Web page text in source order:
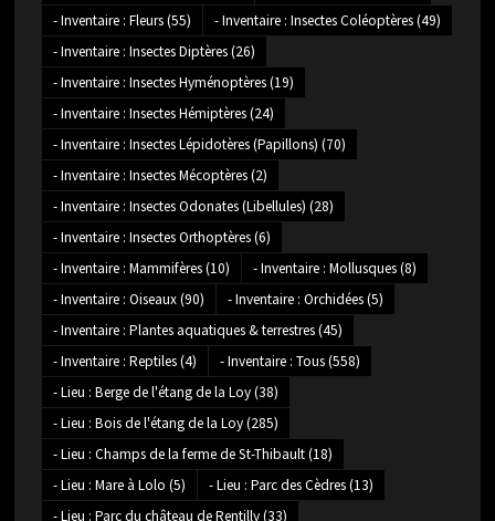
- Inventaire : Fleurs(55) - Inventaire : Insectes Coléoptères(49)
- Inventaire : Insectes Diptères(26)
- Inventaire : Insectes Hyménoptères(19)
- Inventaire : Insectes Hémiptères(24)
- Inventaire : Insectes Lépidotères (Papillons) (70)
- Inventaire : Insectes Mécoptères(2)
- Inventaire : Insectes Odonates (Libellules) (28)
- Inventaire : Insectes Orthoptères(6)
- Inventaire : Mammifères(10) - Inventaire : Mollusques(8)
- Inventaire : Oiseaux(90) - Inventaire : Orchidées(5)
- Inventaire : Plantes aquatiques & terrestres(45)
- Inventaire : Reptiles(4) - Inventaire : Tous(558)
- Lieu : Berge de l'étang de la Loy(38)
- Lieu : Bois de l'étang de la Loy(285)
- Lieu : Champs de la ferme de St-Thibault(18)
- Lieu : Mare à Lolo (5) - Lieu : Parc des Cèdres(13)
- Lieu : Parc du château de Rentilly(33)